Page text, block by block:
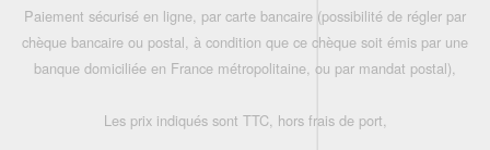
Paiement sécurisé en ligne, par carte bancaire (possibilité de régler par
chèque bancaire ou postal, à condition que ce chèque soit émis par une
banque domiciliée en France métropolitaine, ou par mandat postal),
Les prix indiqués sont TTC, hors frais de port,